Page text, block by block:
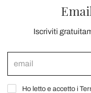
Iscriviti
Ho letto e accetto i